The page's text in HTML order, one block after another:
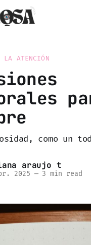
LA ATENCIÓN
como un
araujo t
2025 —3 min read